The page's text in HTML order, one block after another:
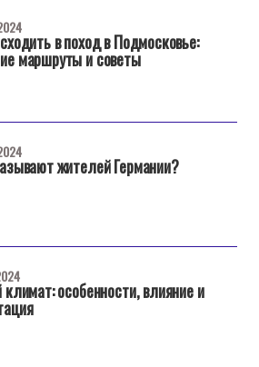
в поход в Подмосковье:
маршруты и советы
жителей Германии?
климат: особенности, влияние и